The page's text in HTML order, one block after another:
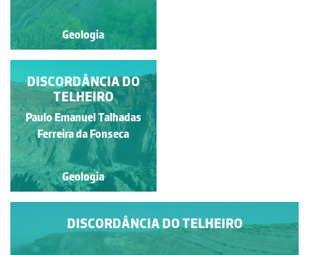
Geologia
Geologia
GRANITO DE
LAVADORES
Diana Barbosa
Geologia
DISCORDÂNCIA DO TELHEIRO
DISCORDÂNCIA DO
TELHEIRO
Paulo Emanuel Talhadas
Ferreira da Fonseca
Geologia